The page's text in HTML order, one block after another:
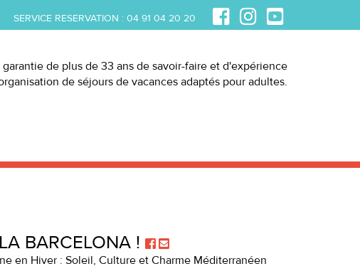
SERVICE RESERVATION : 04 91 04 20 20
garantie de plus de 33 ans de savoir-faire et d'expérience
de séjours de vacances adaptés pour adultes.
BARCELONA !
en Hiver : Soleil, Culture et Charme Méditerranéen